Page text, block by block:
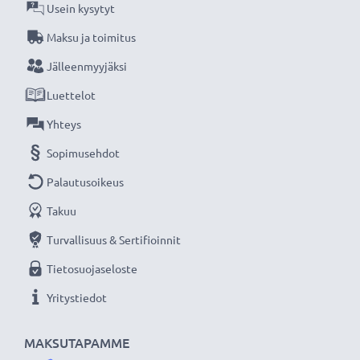
★3 vuoden takuu
verkkokauppa, joka tarjoaa laadukkaita tuotteita, ja
siksi tarjoamme 36 kuukauden takuun!
MAKSUTAPAMME
Usein kysytyt
Maksu ja toimitus
Jälleenmyyjäksi
Luettelot
Yhteys
Sopimusehdot
Palautusoikeus
Takuu
Turvallisuus & Sertifioinnit
Tietosuojaseloste
Yritystiedot